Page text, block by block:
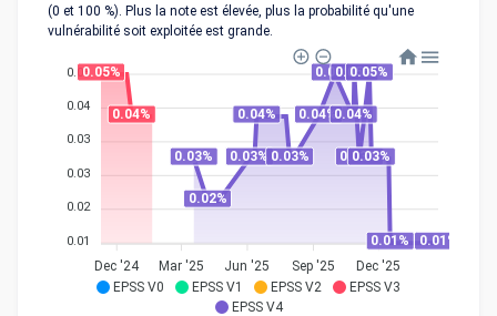
(0 et 100 %). Plus la note est élevée, plus la probabilité qu'une
vulnérabilité soit exploitée est grande.
EPSS V0 EPSS V1 EPSS V2
EPSS V3
EPSS V4
0.05
0.04
0.03
0.03
0.02
0.01
0.05%
0.04%
0.03%
0.02%
0.03%
0.04%
0.03%
0.04%
0.05%
0.04%
0.05%
0.03%
0.05%
0.03%
0.01%
0.01%
Dec '24
Mar '25 Jun '25 Sep '25 Dec '25